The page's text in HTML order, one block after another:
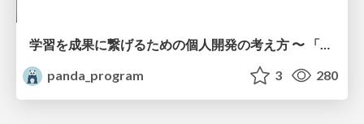
学習を成果に繋げるための個人開発の考え方 〜 「学習のための個人開発」のすすめ / personal project for leaning
panda_program
3 280